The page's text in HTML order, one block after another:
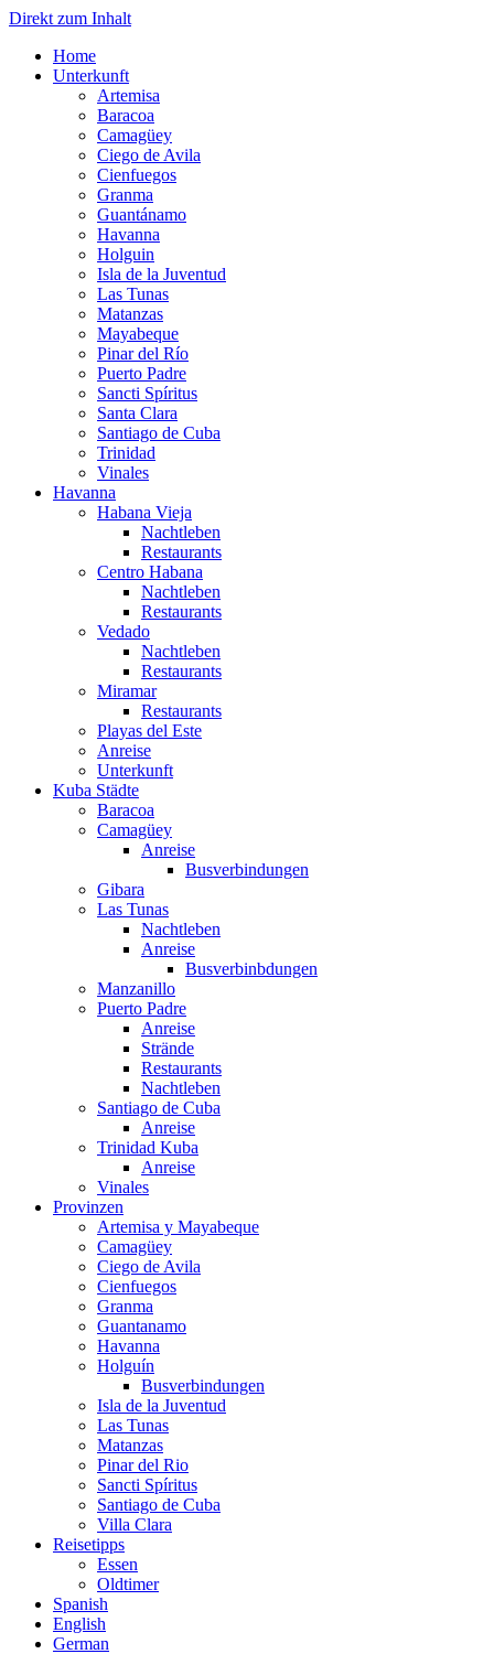
Direkt zum Inhalt
Home
Unterkunft
Artemisa
Baracoa
Camagüey
Ciego de Avila
Cienfuegos
Granma
Guantánamo
Havanna
Holguin
Isla de la Juventud
Las Tunas
Matanzas
Mayabeque
Pinar del Río
Puerto Padre
Sancti Spíritus
Santa Clara
Santiago de Cuba
Trinidad
Vinales
Havanna
Habana Vieja
Nachtleben
Restaurants
Centro Habana
Nachtleben
Restaurants
Vedado
Nachtleben
Restaurants
Miramar
Restaurants
Playas del Este
Anreise
Unterkunft
Kuba Städte
Baracoa
Camagüey
Anreise
Busverbindungen
Gibara
Las Tunas
Nachtleben
Anreise
Busverbinbdungen
Manzanillo
Puerto Padre
Anreise
Strände
Restaurants
Nachtleben
Santiago de Cuba
Anreise
Trinidad Kuba
Anreise
Vinales
Provinzen
Artemisa y Mayabeque
Camagüey
Ciego de Avila
Cienfuegos
Granma
Guantanamo
Havanna
Holguín
Busverbindungen
Isla de la Juventud
Las Tunas
Matanzas
Pinar del Rio
Sancti Spíritus
Santiago de Cuba
Villa Clara
Reisetipps
Essen
Oldtimer
Spanish
English
German